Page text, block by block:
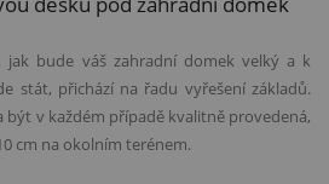
jak bude váš zahradní domek velký a k
stát, přichází na řadu vyřešení základů.
být v každém případě kvalitně provedená,
cm na okolním terénem.